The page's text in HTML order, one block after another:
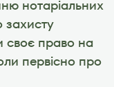
нотаріальних
захисту
своє право на
первісно про